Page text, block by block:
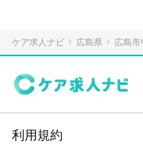
ケア求人ナビ 広島県 広島市
利用規約